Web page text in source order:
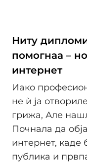
Ниту
помогнаа –
интернет
Иако
не ѝ ја
грижа, Але
Почнала да
интернет, каде
публика и